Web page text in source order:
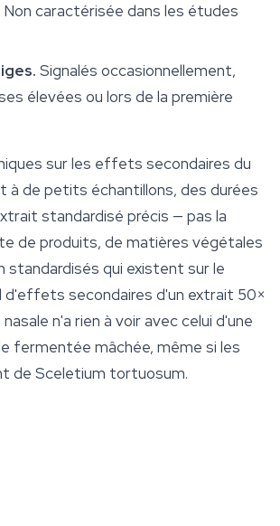
caractérisée dans les études
Signalés occasionnellement,
élevées ou lors de la première
sur les effets secondaires du
à de petits échantillons, des durées
standardisé précis — pas la
de produits, de matières végétales
standardisés qui existent sur le
d'effets secondaires d'un extrait 50×
n'a rien à voir avec celui d'une
fermentée mâchée, même si les
de Sceletium tortuosum.